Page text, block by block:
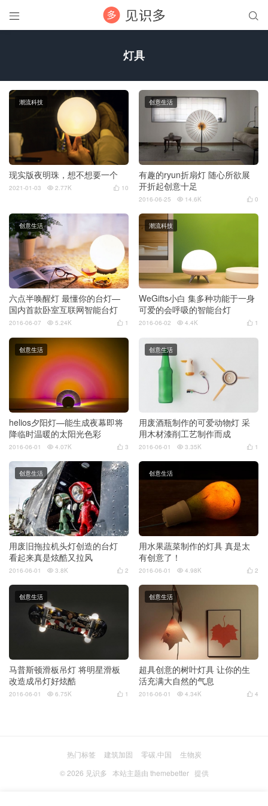
 
灯具
现实版夜明珠，想不想要一个
潮流科技
 10
2021-01-03  2.77K
有趣的ryun折扇灯 随心所欲展
开折起创意十足
创意生活
 0
2016-06-25  14.6K
六点半唤醒灯 最懂你的台灯—
国内首款卧室互联网智能台灯
创意生活
 1
2016-06-07  5.24K
WeGifts小白 集多种功能于一身
可爱的会呼吸的智能台灯
潮流科技
 1
2016-06-02  4.4K
helios夕阳灯—能生成夜幕即将
降临时温暖的太阳光色彩
创意生活
 3
2016-06-01  4.07K
用废酒瓶制作的可爱动物灯 采
用木材漆削工艺制作而成
创意生活
 1
2016-06-01  3.35K
用废旧拖拉机头灯创造的台灯
看起来真是炫酷又拉风
创意生活
 2
2016-06-01  3.8K
用水果蔬菜制作的灯具 真是太
有创意了！
创意生活
 2
2016-06-01  4.98K
马普斯顿滑板吊灯 将明星滑板
改造成吊灯好炫酷
创意生活
 1
2016-06-01  6.75K
超具创意的树叶灯具 让你的生
活充满大自然的气息
创意生活
 4
2016-06-01  4.34K
热门标签 建筑加固 零碳.中国
生物炭
© 2026 见识多 本站主题由 themebetter提供